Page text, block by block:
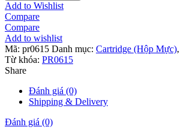
Add to Wishlist
Compare
Compare
Add to wishlist
Mã: pr0615 Danh mục: Cartridge (Hộp Mực),
Từ khóa: PR0615
Share
Đánh giá (0)
Shipping & Delivery
Đánh giá (0)